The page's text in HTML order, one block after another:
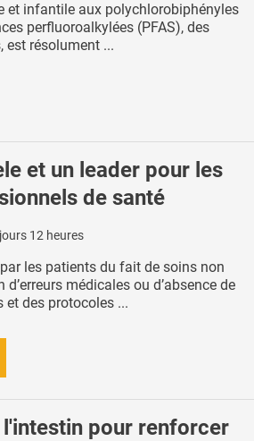
et infantile aux polychlorobiphényles
perfluoroalkylées (PFAS), des
est résolument ...
et un leader pour les
de santé
12 heures
les patients du fait de soins non
médicales ou d’absence de
et des protocoles ...
l'intestin pour renforcer